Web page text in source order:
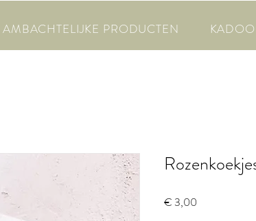
AMBACHTELIJKE PRODUCTEN
€ 3,00